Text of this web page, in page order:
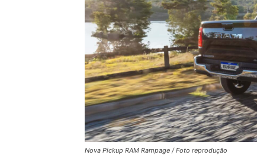
Nova Pickup RAM Rampage / Foto reprodução